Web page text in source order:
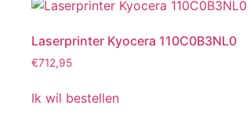
Laserprinter Kyocera 110C0B3NL0
€712,95
Ik wil bestellen